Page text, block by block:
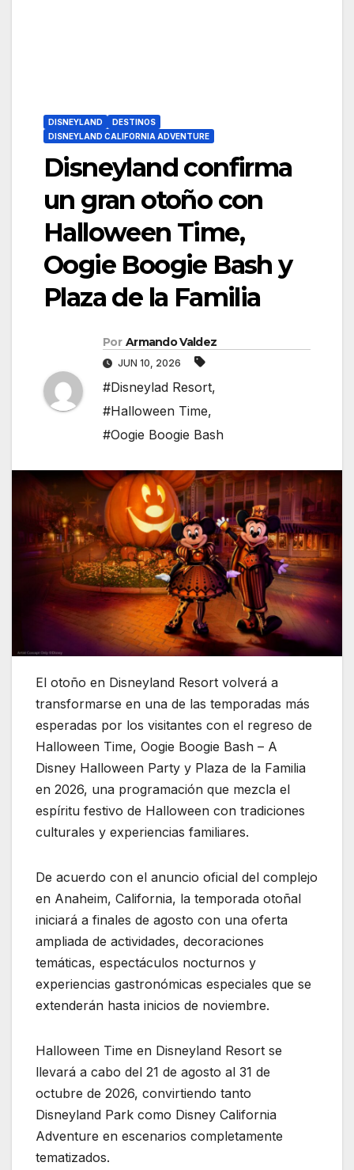
DISNEYLAND
DESTINOS
DISNEYLAND CALIFORNIA ADVENTURE
Disneyland confirma
un gran otoño con
Halloween Time,
Oogie Boogie Bash y
Plaza de la Familia
Por Armando Valdez
JUN 10, 2026
#Disneylad Resort,
#Halloween Time,
#Oogie Boogie Bash
El otoño en Disneyland Resort volverá a
transformarse en una de las temporadas más
esperadas por los visitantes con el regreso de
Halloween Time, Oogie Boogie Bash – A
Disney Halloween Party y Plaza de la Familia
en 2026, una programación que mezcla el
espíritu festivo de Halloween con tradiciones
culturales y experiencias familiares.
De acuerdo con el anuncio oficial del complejo
en Anaheim, California, la temporada otoñal
iniciará a finales de agosto con una oferta
ampliada de actividades, decoraciones
temáticas, espectáculos nocturnos y
experiencias gastronómicas especiales que se
extenderán hasta inicios de noviembre.
Halloween Time en Disneyland Resort se
llevará a cabo del 21 de agosto al 31 de
octubre de 2026, convirtiendo tanto
Disneyland Park como Disney California
Adventure en escenarios completamente
tematizados.